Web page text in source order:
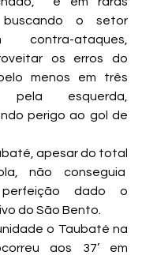
buscando o setor
ataques,
os erros do
menos em três
pela esquerda,
perigo ao gol de
apesar do total
não conseguia
dado o
do São Bento.
o Taubaté na
aos 37’ em